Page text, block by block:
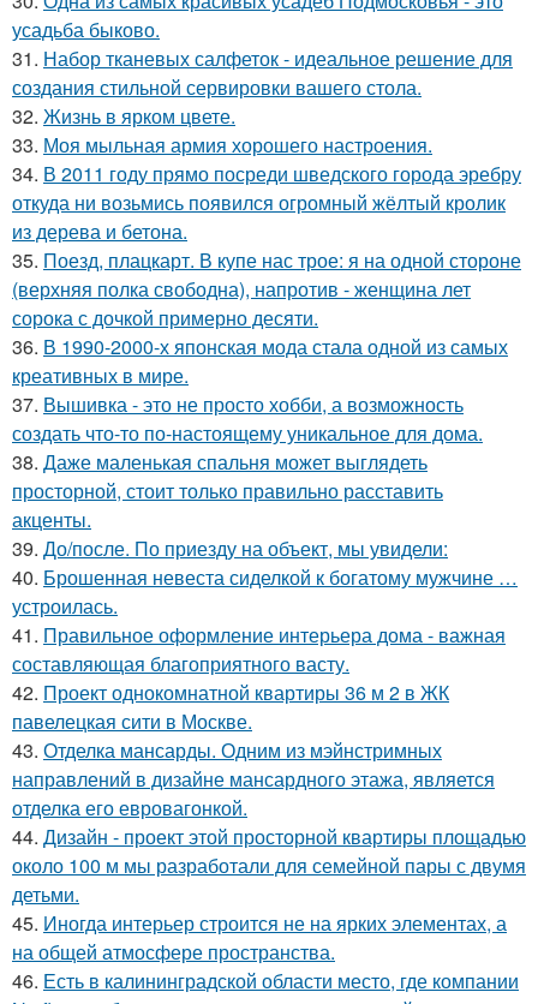
усадьба быково.
31. Набор тканевых салфеток - идеальное решение для
создания стильной сервировки вашего стола.
32. Жизнь в ярком цвете.
33. Моя мыльная армия хорошего настроения.
34. В 2011 году прямо посреди шведского города эребру
откуда ни возьмись появился огромный жёлтый кролик
из дерева и бетона.
35. Поезд, плацкарт. В купе нас трое: я на одной стороне
(верхняя полка свободна), напротив - женщина лет
сорока с дочкой примерно десяти.
36. В 1990-2000-х японская мода стала одной из самых
креативных в мире.
37. Вышивка - это не просто хобби, а возможность
создать что-то по-настоящему уникальное для дома.
38. Даже маленькая спальня может выглядеть
просторной, стоит только правильно расставить
акценты.
39. До/после. По приезду на объект, мы увидели:
40. Брошенная невеста сиделкой к богатому мужчине …
устроилась.
41. Правильное оформление интерьера дома - важная
составляющая благоприятного васту.
42. Проект однокомнатной квартиры 36 м 2 в ЖК
павелецкая сити в Москве.
43. Отделка мансарды. Одним из мэйнстримных
направлений в дизайне мансардного этажа, является
отделка его евровагонкой.
44. Дизайн - проект этой просторной квартиры площадью
около 100 м мы разработали для семейной пары с двумя
детьми.
45. Иногда интерьер строится не на ярких элементах, а
на общей атмосфере пространства.
46. Есть в калининградской области место, где компании